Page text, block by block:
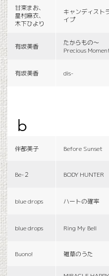
甘束まお、
星村麻衣、
木下ひより
キャンディスト
イプ
有坂美香
たからもの〜
Precious
有坂美香 dis-
b
伴都美子 Before Sunset
Be-２ BODY HUNTER
blue drops ハートの確率
blue drops Ring My Bell
Buono! 雑草のうた